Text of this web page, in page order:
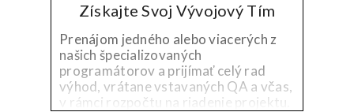
Získajte Svoj Vývojový Tím
Prenájom jedného alebo viacerých z
našich špecializovaných
programátorov a prijímať celý rad
výhod, vrátane vstavaných QA a včas,
v rámci rozpočtu na riadenie projektu.